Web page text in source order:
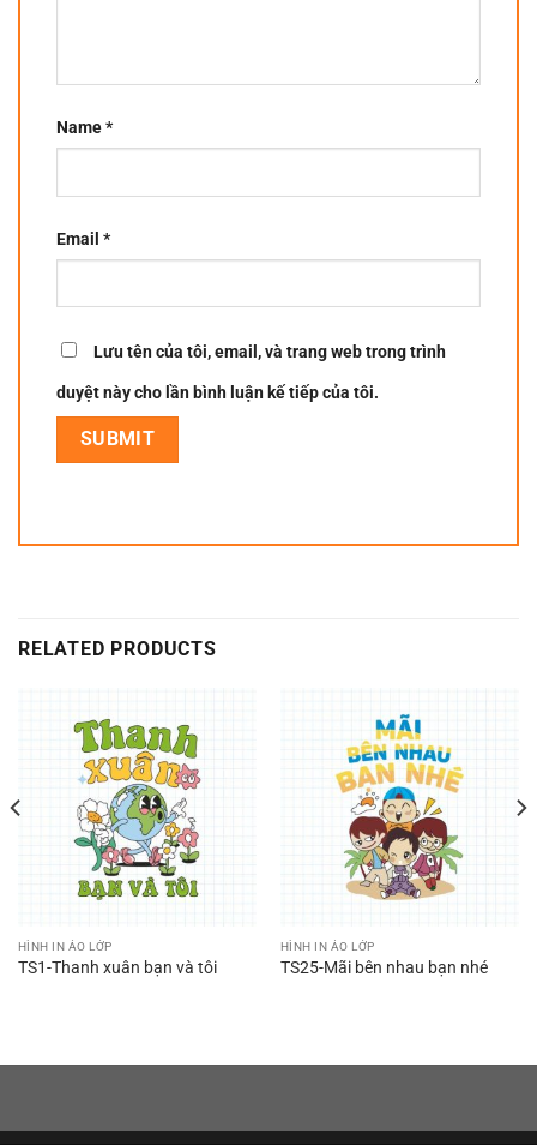
Name*
Email *
Lưu tên của tôi, email, và trang web trong trình
duyệt này cho lần bình luận kế tiếp của tôi.
RELATED PRODUCTS
HÌNH IN ÁO LỚP
TS1-Thanh xuân bạn và tôi
HÌNH IN ÁO LỚP
TS25-Mãi bên nhau bạn nhé